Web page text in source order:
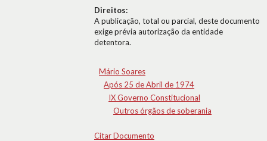
Direitos:
A publicação, total ou parcial, deste documento
exige prévia autorização da entidade
detentora.
Mário Soares
Após 25 de Abril de 1974
IX Governo Constitucional
Outros órgãos de soberania
Citar Documento